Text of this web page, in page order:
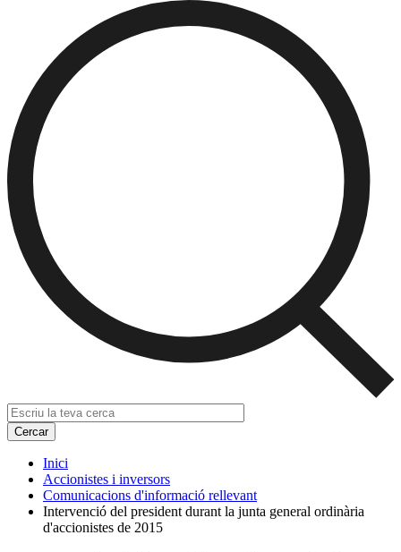
Inici
Accionistes i inversors
Comunicacions d'informació rellevant
Intervenció del president durant la junta general ordinària
d'accionistes de 2015